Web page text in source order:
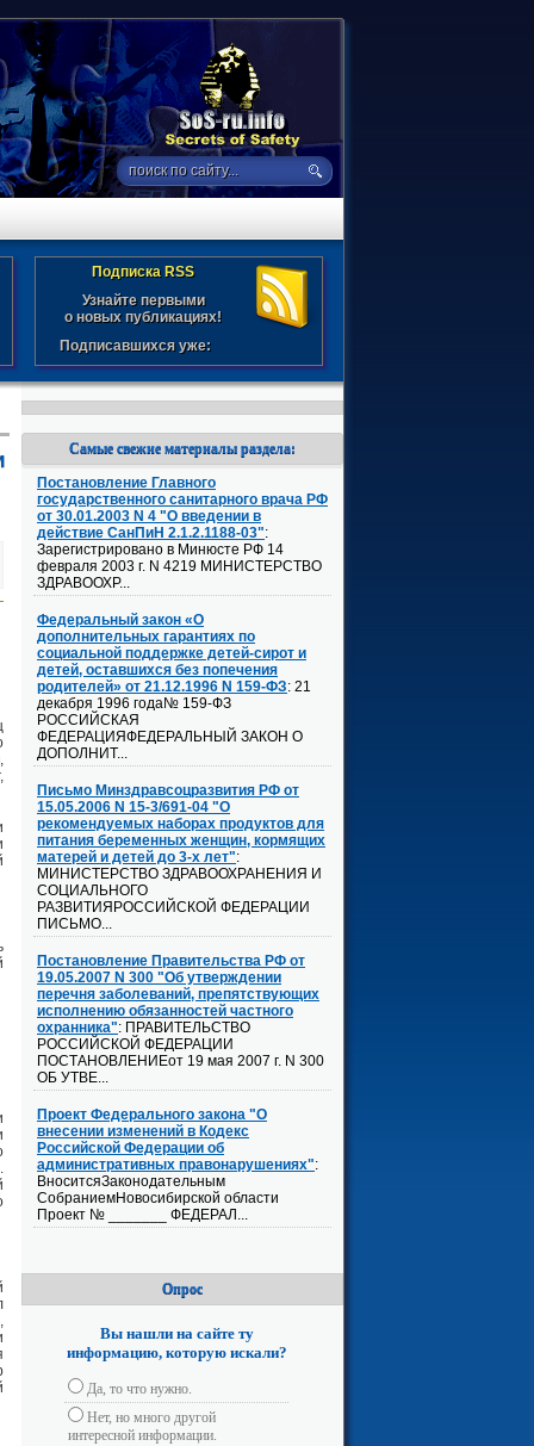
Подписка RSS
Узнайте первыми
о новых публикациях!
Подписавшихся уже:
Самые свежие материалы раздела:
Постановление Главного
государственного санитарного врача РФ
от 30.01.2003 N 4 "О введении в
действие СанПиН 2.1.2.1188-03":
Зарегистрировано в Минюсте РФ 14
февраля 2003 г. N 4219 МИНИСТЕРСТВО
ЗДРАВООХР...
Федеральный закон «О
дополнительных гарантиях по
социальной поддержке детей-сирот и
детей, оставшихся без попечения
родителей» от 21.12.1996 N 159-ФЗ: 21
декабря 1996 года№ 159-ФЗ
РОССИЙСКАЯ
ФЕДЕРАЦИЯФЕДЕРАЛЬНЫЙ ЗАКОН О
ДОПОЛНИТ...
Письмо Минздравсоцразвития РФ от
15.05.2006 N 15-3/691-04 "О
рекомендуемых наборах продуктов для
питания беременных женщин, кормящих
матерей и детей до 3-х лет":
МИНИСТЕРСТВО ЗДРАВООХРАНЕНИЯ И
СОЦИАЛЬНОГО
РАЗВИТИЯРОССИЙСКОЙ ФЕДЕРАЦИИ
ПИСЬМО...
Постановление Правительства РФ от
19.05.2007 N 300 "Об утверждении
перечня заболеваний, препятствующих
исполнению обязанностей частного
охранника": ПРАВИТЕЛЬСТВО
РОССИЙСКОЙ ФЕДЕРАЦИИ
ПОСТАНОВЛЕНИЕот 19 мая 2007 г. N 300
ОБ УТВЕ...
Проект Федерального закона "О
внесении изменений в Кодекс
Российской Федерации об
административных правонарушениях":
ВноситсяЗаконодательным
СобраниемНовосибирской области
Проект № _______ ФЕДЕРАЛ...
Опрос
Вы нашли на сайте ту
информацию, которую искали?
Да, то что нужно.
Нет, но много другой
интересной информации.